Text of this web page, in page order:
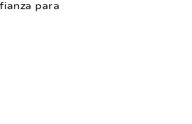
para